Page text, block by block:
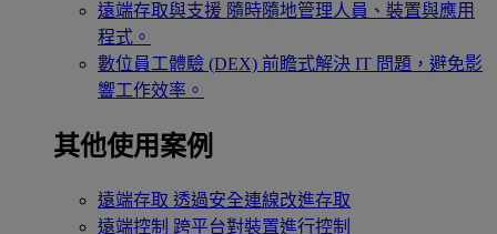
遠端存取與支援 隨時隨地管理人員、裝置與應用
程式。
數位員工體驗 (DEX) 前瞻式解決 IT 問題，避免影
響工作效率。
其他使用案例
遠端存取 透過安全連線改進存取
遠端控制 跨平台對裝置進行控制